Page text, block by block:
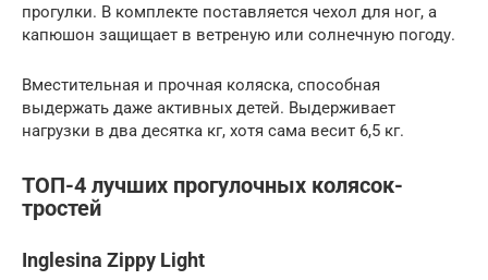
прогулки. В комплекте поставляется чехол для ног, а
капюшон защищает в ветреную или солнечную погоду.
Вместительная и прочная коляска, способная
выдержать даже активных детей. Выдерживает
нагрузки в два десятка кг, хотя сама весит 6,5 кг.
ТОП-4 лучших прогулочных колясок-
тростей
Inglesina Zippy Light